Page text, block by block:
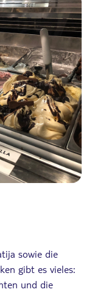
sowie die
gibt es vieles:
und die